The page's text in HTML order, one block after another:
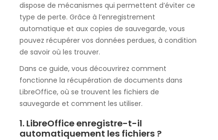
dispose de mécanismes qui permettent d’éviter ce
type de perte. Grâce à l’enregistrement
automatique et aux copies de sauvegarde, vous
pouvez récupérer vos données perdues, à condition
de savoir où les trouver.
Dans ce guide, vous découvrirez comment
fonctionne la récupération de documents dans
LibreOffice, où se trouvent les fichiers de
sauvegarde et comment les utiliser.
1. LibreOffice enregistre-t-il
automatiquement les fichiers ?